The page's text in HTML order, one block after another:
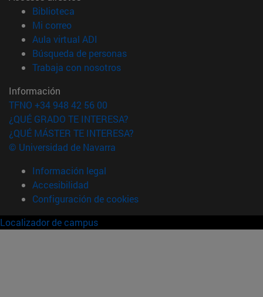
Biblioteca
Mi correo(abre en nueva ventana)
Aula virtual ADI
Búsqueda de personas(abre en nueva ventana)
Trabaja con nosotros(abre en nueva ventana)
Información
TFNO +34 948 42 56 00
¿QUÉ GRADO TE INTERESA?
¿QUÉ MÁSTER TE INTERESA?
© Universidad de Navarra
Información legal
Accesibilidad
Configuración de cookies
Localizador de campus